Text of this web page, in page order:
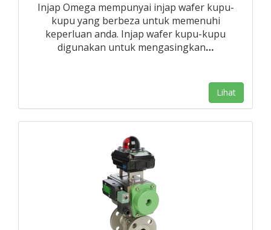
Injap Omega mempunyai injap wafer kupu-
kupu yang berbeza untuk memenuhi
keperluan anda. Injap wafer kupu-kupu
digunakan untuk mengasingkan…
Lihat